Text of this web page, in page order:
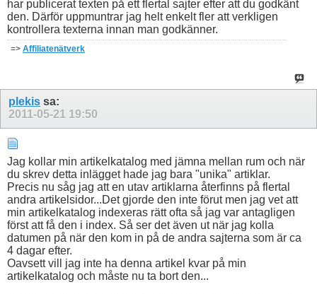
har publicerat texten på ett flertal sajter efter att du godkänt
den. Därför uppmuntrar jag helt enkelt fler att verkligen
kontrollera texterna innan man godkänner.
=> Affiliatenätverk
plekis sa:
2011-05-21 19:50
Jag kollar min artikelkatalog med jämna mellan rum och när
du skrev detta inlägget hade jag bara "unika" artiklar.
Precis nu såg jag att en utav artiklarna återfinns på flertal
andra artikelsidor...Det gjorde den inte förut men jag vet att
min artikelkatalog indexeras rätt ofta så jag var antagligen
först att få den i index. Så ser det även ut när jag kolla
datumen på när den kom in på de andra sajterna som är ca
4 dagar efter.
Oavsett vill jag inte ha denna artikel kvar på min
artikelkatalog och måste nu ta bort den...